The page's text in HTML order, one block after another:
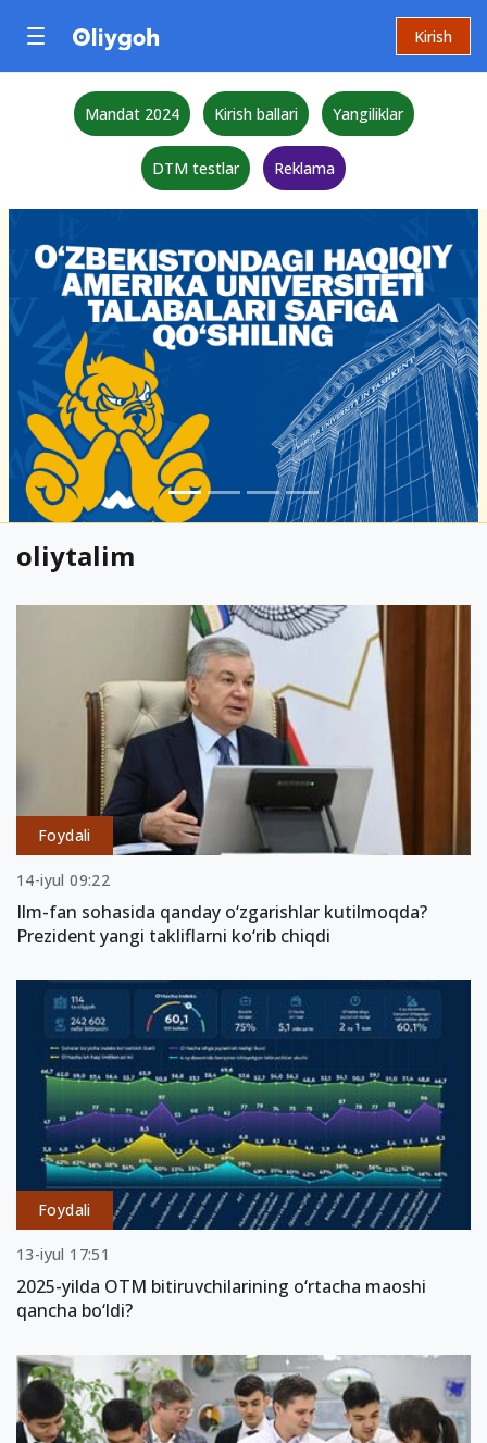
Kirish
Mandat 2024 Kirish ballari Yangiliklar
DTM testlar Reklama
oliytalim
Foydali
14-iyul 09:22
Ilm-fan sohasida qanday o‘zgarishlar kutilmoqda?
Prezident yangi takliflarni ko‘rib chiqdi
Foydali
13-iyul 17:51
2025-yilda OTM bitiruvchilarining o‘rtacha maoshi
qancha bo‘ldi?